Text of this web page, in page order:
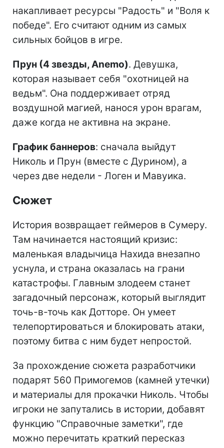
накапливает ресурсы "Радость" и "Воля к
победе". Его считают одним из самых
сильных бойцов в игре.
Прун (4 звезды, Anemo). Девушка,
которая называет себя "охотницей на
ведьм". Она поддерживает отряд
воздушной магией, нанося урон врагам,
даже когда не активна на экране.
График баннеров: сначала выйдут
Николь и Прун (вместе с Дурином), а
через две недели - Логен и Мавуика.
Сюжет
История возвращает геймеров в Сумеру.
Там начинается настоящий кризис:
маленькая владычица Нахида внезапно
уснула, и страна оказалась на грани
катастрофы. Главным злодеем станет
загадочный персонаж, который выглядит
точь-в-точь как Дотторе. Он умеет
телепортироваться и блокировать атаки,
поэтому битва с ним будет непростой.
За прохождение сюжета разработчики
подарят 560 Примогемов (камней утечки)
и материалы для прокачки Николь. Чтобы
игроки не запутались в истории, добавят
функцию "Справочные заметки", где
можно перечитать краткий пересказ